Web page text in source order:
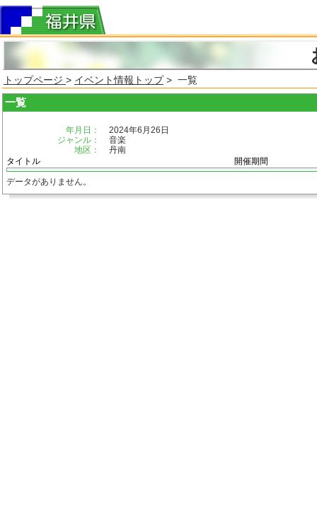
トップページ > イベント情報トップ> 一覧
一覧
年月日：
2024年6月26日
ジャンル：
音楽
地区：
丹南
タイトル
開催期間
データがありません。